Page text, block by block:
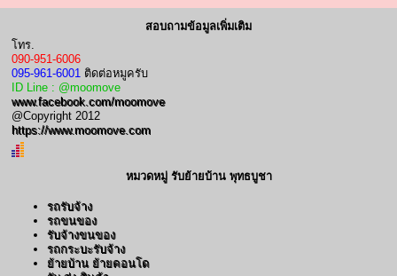
สอบถามข้อมูลเพิ่มเติม
โทร.
090-951-6006
095-961-6001 ติดต่อหมูครับ
ID Line : @moomove
www.facebook.com/moomove
@Copyright 2012
https://www.moomove.com
หมวดหมู่ รับย้ายบ้าน พุทธบูชา
รถรับจ้าง
รถขนของ
รับจ้างขนของ
รถกระบะรับจ้าง
ย้ายบ้าน ย้ายคอนโด